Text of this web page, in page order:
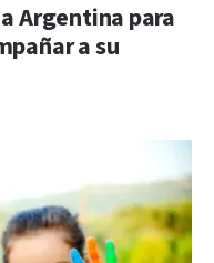
Argentina para
a su